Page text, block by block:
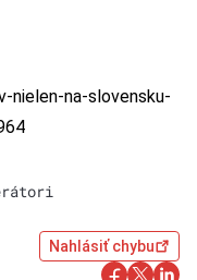
na-slovensku-
Nahlásiť chybu